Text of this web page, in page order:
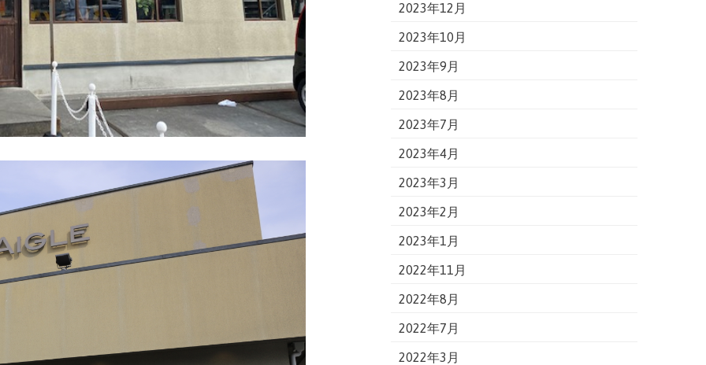
2023年12月
2023年10月
2023年9月
2023年8月
2023年7月
2023年4月
2023年3月
2023年2月
2023年1月
2022年11月
2022年8月
2022年7月
2022年3月